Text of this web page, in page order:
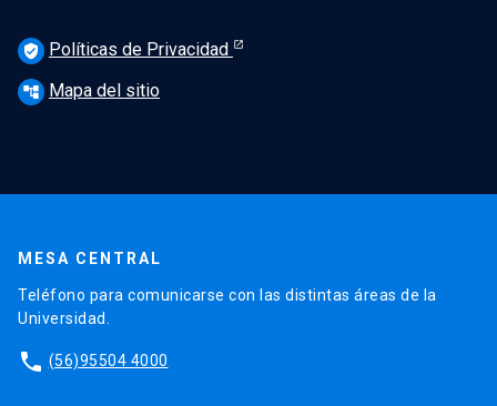
verified_user Políticas de Privacidad
account_tree Mapa del sitio
MESA CENTRAL
Teléfono para comunicarse con las distintas áreas de la
Universidad.
phone (56)95504 4000